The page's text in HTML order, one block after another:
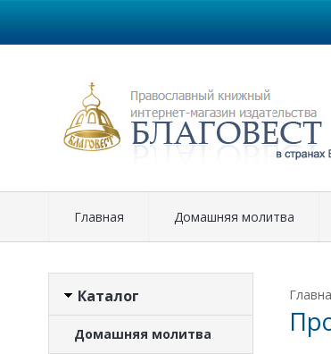
Главная Домашняя молитва
Каталог
Домашняя молитва